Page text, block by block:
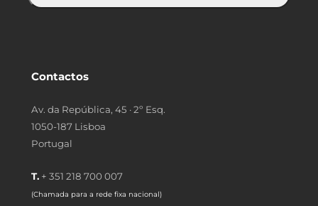
Contactos
Av. da República, 45 · 2º Esq.
1050-187 Lisboa
Portugal
T. + 351 218 700 007
(Chamada para a rede fixa nacional)